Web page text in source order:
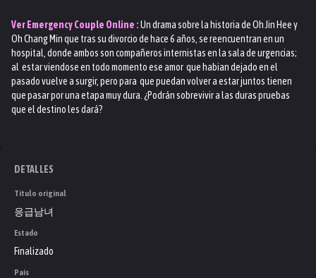
Ver Emergency Couple Online :Un drama sobre la historia de Oh Jin Hee y
Oh Chang Min que tras su divorcio de hace 6 años, se reencuentran en un
hospital, donde ambos son compañeros internistas en la sala de urgencias;
al estar viendose en todo momento ese amor que habian dejado en el
pasado vuelve a surgir, pero para que puedan volver a estar juntos tienen
que pasar por una etapa muy dura. ¿Podrán sobrevivir a las duras pruebas
que el destino les dará?
DETALLES
Título original
응급남녀
Estado
Finalizado
País